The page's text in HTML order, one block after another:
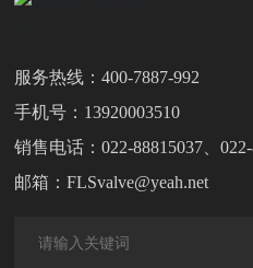
服务热线：400-7887-992
手机号： 13920003510
销售电话：022-88815037 、
邮箱：FLSvalve@yeah.net